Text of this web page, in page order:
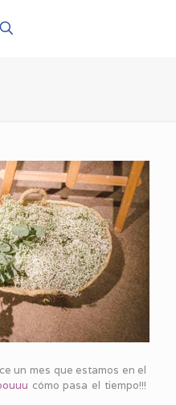
un mes que estamos en el
cómo pasa el tiempo!!!